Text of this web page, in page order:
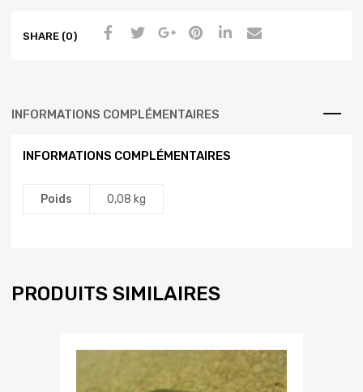
SHARE (0)
INFORMATIONS COMPLÉMENTAIRES
INFORMATIONS COMPLÉMENTAIRES
Poids 0,08 kg
PRODUITS SIMILAIRES